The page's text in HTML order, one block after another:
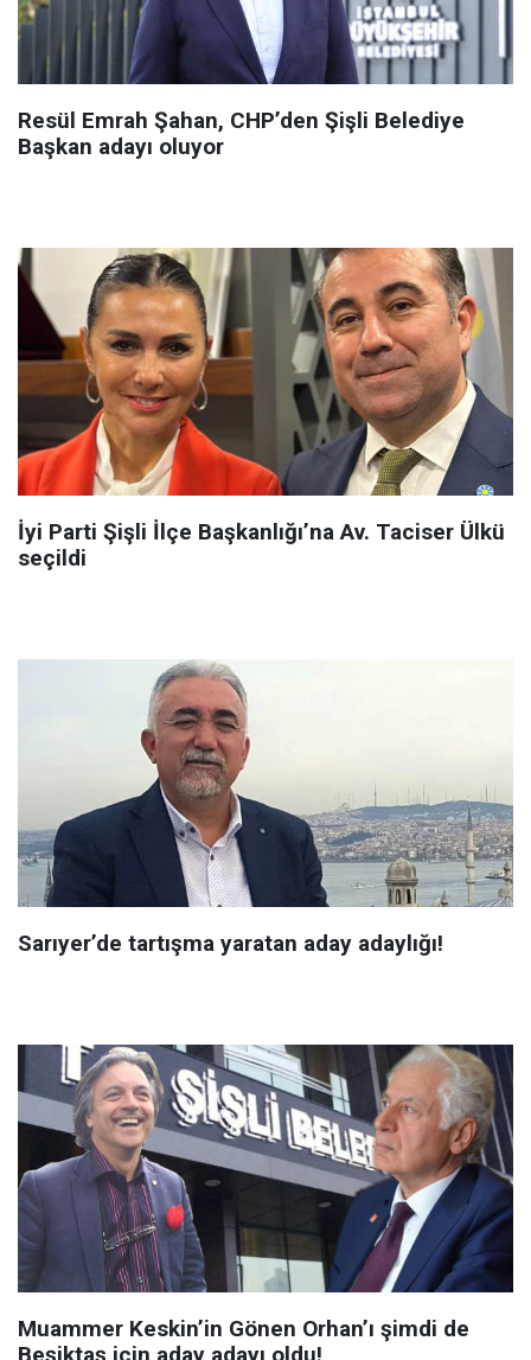
Resül Emrah Şahan, CHP’den Şişli Belediye
Başkan adayı oluyor
İyi Parti Şişli İlçe Başkanlığı’na Av. Taciser Ülkü
seçildi
Sarıyer’de tartışma yaratan aday adaylığı!
Muammer Keskin’in Gönen Orhan’ı şimdi de